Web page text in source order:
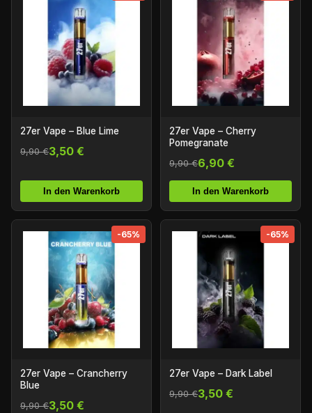
27er Vape – Blue Lime
9,90 €3,50 €
In den Warenkorb
27er Vape – Cherry
Pomegranate
9,90 €6,90 €
In den Warenkorb
-65%
27er Vape – Crancherry
Blue
9,90 €3,50 €
-65%
27er Vape – Dark Label
9,90 €3,50 €